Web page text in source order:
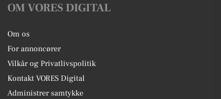
OM VORES DIGITAL
Om os
For annoncører
Vilkår og Privatlivspolitik
Kontakt VORES Digital
Administrer samtykke